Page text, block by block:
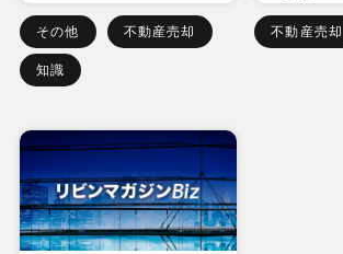
その他 不動産売却
知識
不動産売却